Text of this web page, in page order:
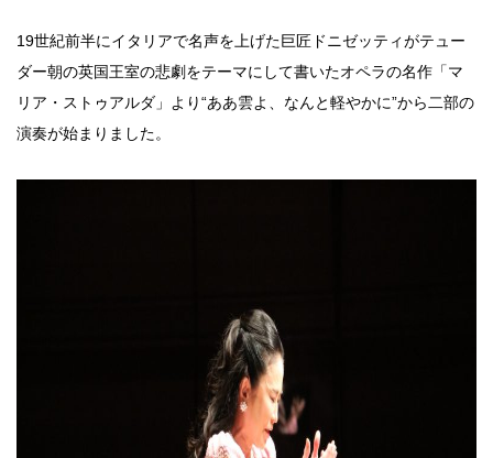
19世紀前半にイタリアで名声を上げた巨匠ドニゼッティがテュー
ダー朝の英国王室の悲劇をテーマにして書いたオペラの名作「マ
リア・ストゥアルダ」より“ああ雲よ、なんと軽やかに”から二部の
演奏が始まりました。